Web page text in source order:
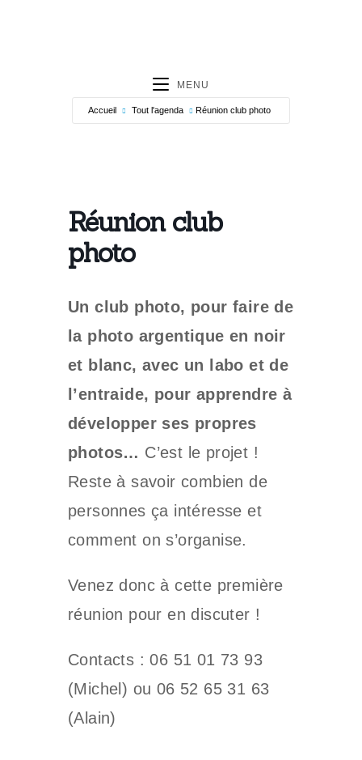
MENU
Accueil Tout l'agenda Réunion club photo
Réunion club
photo
Un club photo, pour faire de
la photo argentique en noir
et blanc, avec un labo et de
l’entraide, pour apprendre à
développer ses propres
photos… C’est le projet !
Reste à savoir combien de
personnes ça intéresse et
comment on s’organise.
Venez donc à cette première
réunion pour en discuter !
Contacts : 06 51 01 73 93
(Michel) ou 06 52 65 31 63
(Alain)